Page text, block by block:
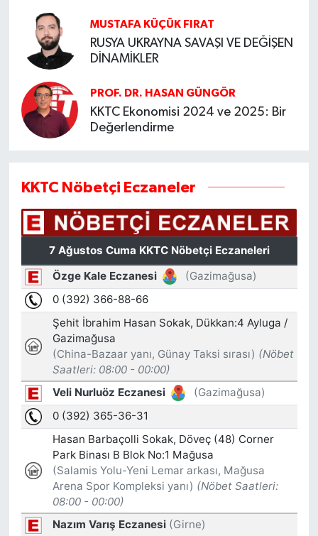
MUSTAFA KÜÇÜK FIRAT
RUSYA UKRAYNA SAVAŞI VE DEĞİŞEN
DİNAMİKLER
PROF. DR. HASAN GÜNGÖR
KKTC Ekonomisi 2024 ve 2025: Bir
Değerlendirme
KKTC Nöbetçi Eczaneler